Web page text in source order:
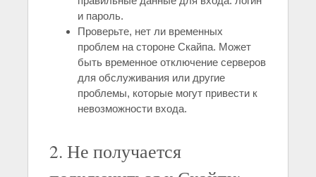
и пароль.
Проверьте, нет ли временных
проблем на стороне Скайпа. Может
быть временное отключение серверов
для обслуживания или другие
проблемы, которые могут привести к
невозможности входа.
2. Не получается